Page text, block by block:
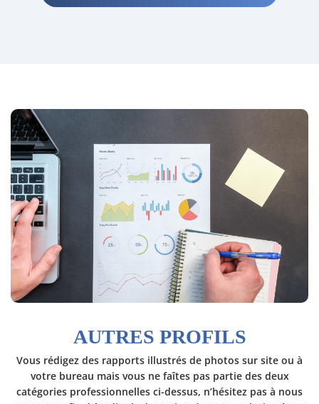
AUTRES PROFILS
Vous rédigez des rapports illustrés de photos sur site ou à
votre bureau mais vous ne faîtes pas partie des deux
catégories professionnelles ci-dessus, n’hésitez pas à nous